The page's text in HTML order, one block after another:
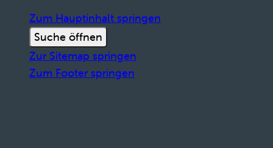
Zum Hauptinhalt springen
Suche öffnen
Zur Sitemap springen
Zum Footer springen